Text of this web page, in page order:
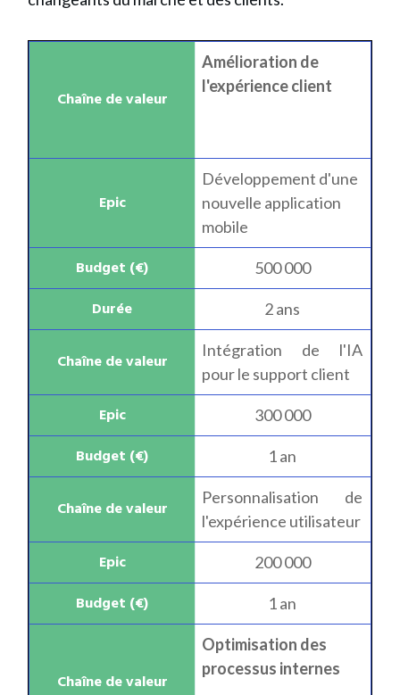
Amélioration de
l'expérience client
Développement d'une
nouvelle application
mobile
500 000
2 ans
Intégration de l'IA
pour le support client
300 000
1 an
Personnalisation de
l'expérience utilisateur
200 000
1 an
Optimisation des
processus internes